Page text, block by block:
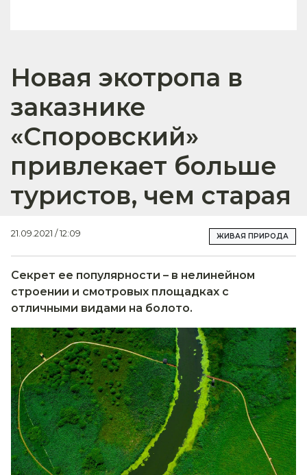
Новая экотропа в
заказнике
«Споровский»
привлекает больше
туристов, чем старая
21.09.2021 / 12:09 ЖИВАЯ ПРИРОДА
Секрет ее популярности – в нелинейном
строении и смотровых площадках с
отличными видами на болото.